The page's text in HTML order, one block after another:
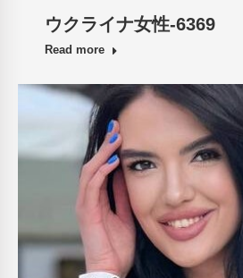
ウクライナ女性-6369
Read more